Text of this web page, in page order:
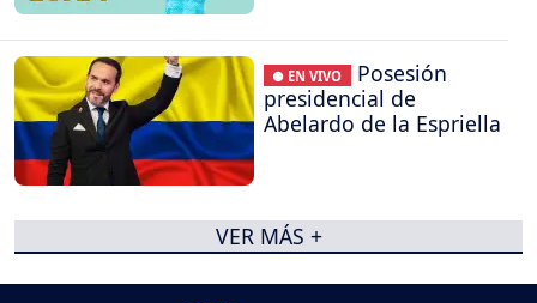
● EN VIVO
Posesión
presidencial de
Abelardo de la Espriella
VER MÁS +